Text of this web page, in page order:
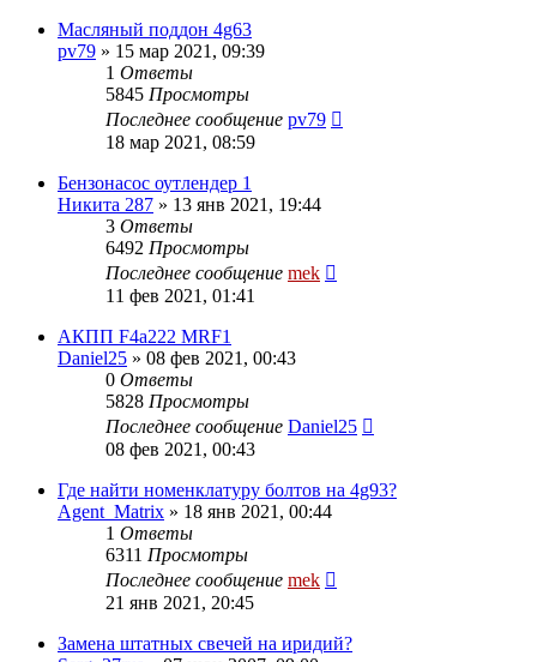
Масляный поддон 4g63
pv79 » 15 мар 2021, 09:39
1 Ответы
5845 Просмотры
Последнее сообщение pv79
18 мар 2021, 08:59
Бензонасос оутлендер 1
Никита 287 » 13 янв 2021, 19:44
3 Ответы
6492 Просмотры
Последнее сообщение mek
11 фев 2021, 01:41
АКПП F4a222 MRF1
Daniel25 » 08 фев 2021, 00:43
0 Ответы
5828 Просмотры
Последнее сообщение Daniel25
08 фев 2021, 00:43
Где найти номенклатуру болтов на 4g93?
Agent_Matrix » 18 янв 2021, 00:44
1 Ответы
6311 Просмотры
Последнее сообщение mek
21 янв 2021, 20:45
Замена штатных свечей на иридий?